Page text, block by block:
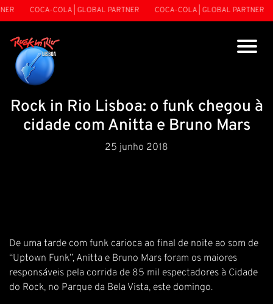
COCA-COLA | GLOBAL PARTNER COCA-COLA | GLOBAL PARTNER
Rock in Rio Lisboa: o funk chegou à
cidade com Anitta e Bruno Mars
25 junho 2018
De uma tarde com funk carioca ao final de noite ao som de
“Uptown Funk”, Anitta e Bruno Mars foram os maiores
responsáveis pela corrida de 85 mil espectadores à Cidade
do Rock, no Parque da Bela Vista, este domingo.